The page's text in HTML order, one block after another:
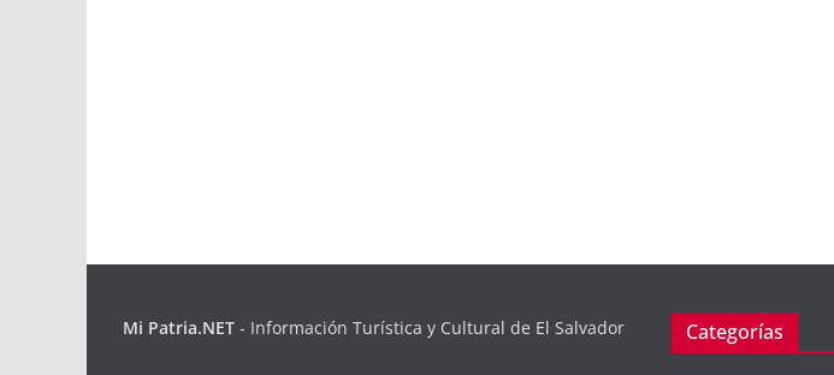
Mi Patria.NET - Información Turística y Cultural de El Salvador Categorías